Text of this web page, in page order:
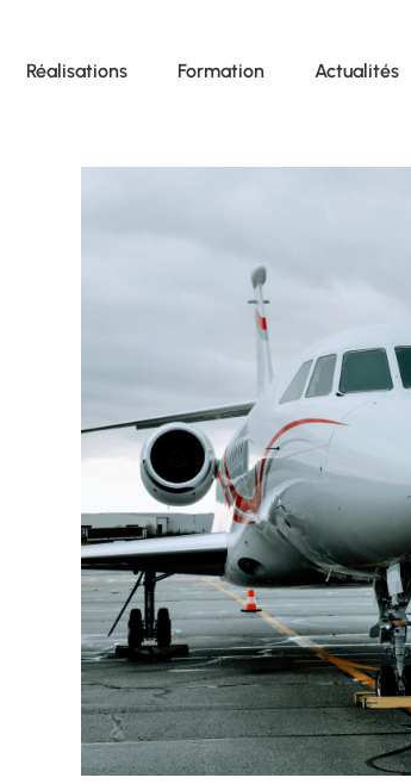
Réalisations Formation Actualités